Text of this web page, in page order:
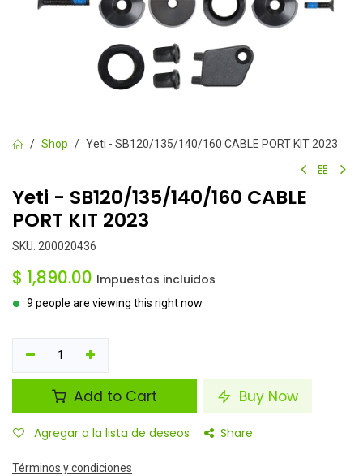
Shop Yeti - SB120/135/140/160 CABLE PORT KIT 2023
Yeti - SB120/135/140/160 CABLE
PORT KIT 2023
SKU: 200020436
$ 1,890.00 Impuestos incluidos
9 people are viewing this right now
Add to Cart Buy Now
Agregar a la lista de deseos Share
Términos y condiciones